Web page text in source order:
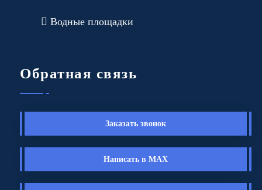
Водные площадки
Обратная связь
Заказать звонок
Написать в MAX